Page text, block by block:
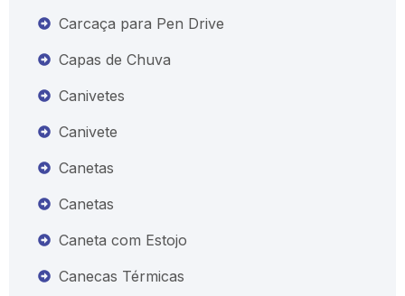
Carcaça para Pen Drive
Capas de Chuva
Canivetes
Canivete
Canetas
Canetas
Caneta com Estojo
Canecas Térmicas